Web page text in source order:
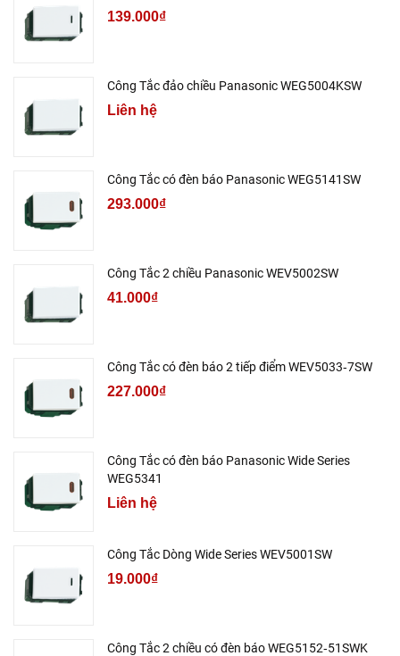
139.000₫
Công Tắc đảo chiều Panasonic WEG5004KSW
Liên hệ
Công Tắc có đèn báo Panasonic WEG5141SW
293.000₫
Công Tắc 2 chiều Panasonic WEV5002SW
41.000₫
Công Tắc có đèn báo 2 tiếp điểm WEV5033‑7SW
227.000₫
Công Tắc có đèn báo Panasonic Wide Series
WEG5341
Liên hệ
Công Tắc Dòng Wide Series WEV5001SW
19.000₫
Công Tắc 2 chiều có đèn báo WEG5152‑51SWK